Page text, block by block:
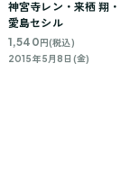
神宮寺レン・来栖 翔・
愛島セシル
1,540円(税込)
2015年5月8日(金)